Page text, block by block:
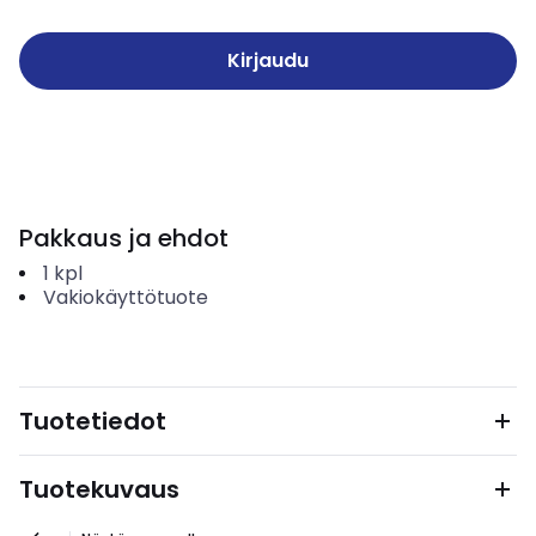
Kirjaudu
Pakkaus ja ehdot
1 kpl
Vakiokäyttötuote
Tuotetiedot
Tuotekuvaus